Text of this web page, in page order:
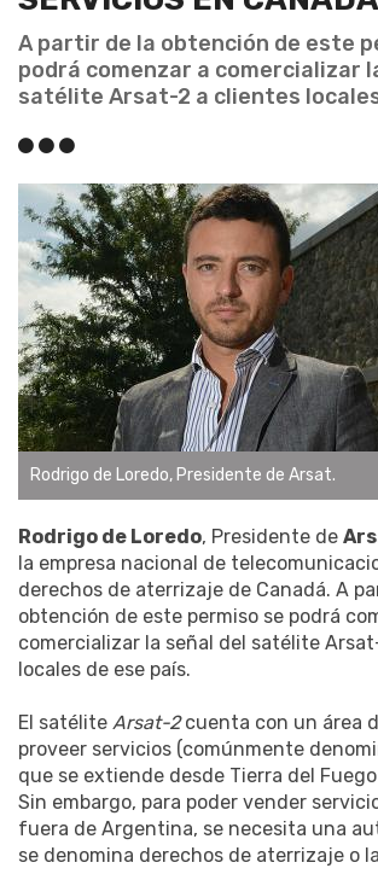
A partir de la obtención de este
podrá comenzar a comercializar
satélite Arsat-2 a clientes
Rodrigo de Loredo, Presidente de Arsat.
Rodrigo de Loredo, Presidente de
la empresa nacional de
derechos de aterrizaje de Canadá. A
obtención de este permiso se podrá
comercializar la señal del satélite
locales de ese país.
El satélite Arsat-2cuenta con un área
proveer servicios (comúnmente
que se extiende desde Tierra del
Sin embargo, para poder vender
fuera de Argentina, se necesita una
se denomina derechos de aterrizaje o